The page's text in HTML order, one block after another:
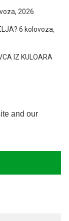
and our
2026
6 kolovoza,
IZ KULOARA